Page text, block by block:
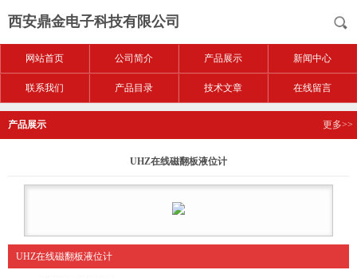
西安鼎金电子科技有限公司
网站首页 公司简介 产品展示 新闻中心
联系我们 产品目录 技术文章 在线留言
产品展示 更多>>
UHZ在线磁翻板液位计
UHZ在线磁翻板液位计